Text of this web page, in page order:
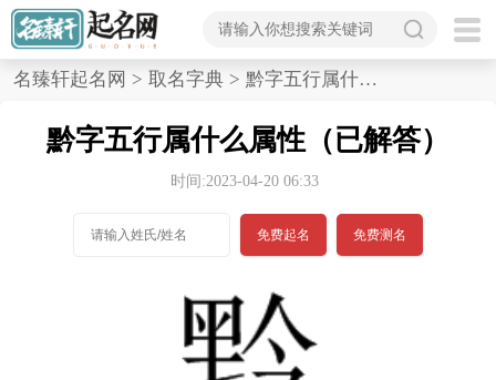
首
名臻轩起名网 > 取名字典 > 黔字五行属什么属性,已解答
黔字五行属什么属性（已解答）
时间:2023-04-20 06:33
免费起名 免费测名